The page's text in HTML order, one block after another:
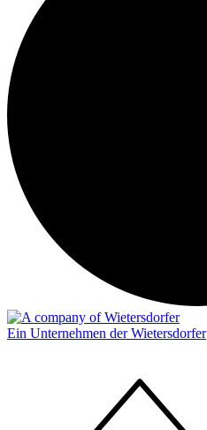
Ein Unternehmen der Wietersdorfer